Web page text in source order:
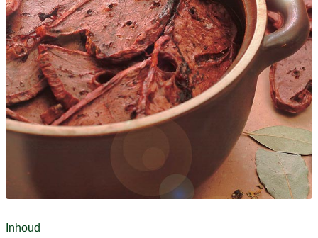
Inhoud